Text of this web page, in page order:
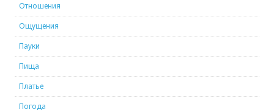
Отношения
Ощущения
Пауки
Пища
Платье
Погода